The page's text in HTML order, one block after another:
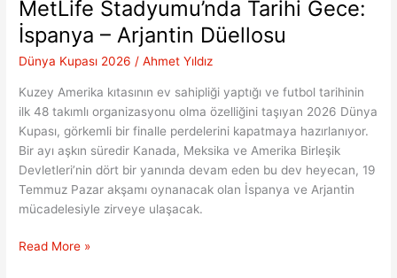
MetLife Stadyumu’nda Tarihi Gece:
İspanya – Arjantin Düellosu
Dünya Kupası 2026 /Ahmet Yıldız
Kuzey Amerika kıtasının ev sahipliği yaptığı ve futbol tarihinin
ilk 48 takımlı organizasyonu olma özelliğini taşıyan 2026 Dünya
Kupası, görkemli bir finalle perdelerini kapatmaya hazırlanıyor.
Bir ayı aşkın süredir Kanada, Meksika ve Amerika Birleşik
Devletleri’nin dört bir yanında devam eden bu dev heyecan, 19
Temmuz Pazar akşamı oynanacak olan İspanya ve Arjantin
mücadelesiyle zirveye ulaşacak.
MetLife
Read More »